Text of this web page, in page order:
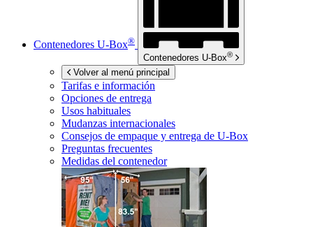
Contenedores U-Box®
Contenedores U-Box®
Volver al menú principal
Tarifas e información
Opciones de entrega
Usos habituales
Mudanzas internacionales
Consejos de empaque y entrega de U-Box
Preguntas frecuentes
Medidas del contenedor